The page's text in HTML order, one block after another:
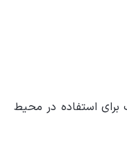
استفاده در محیط